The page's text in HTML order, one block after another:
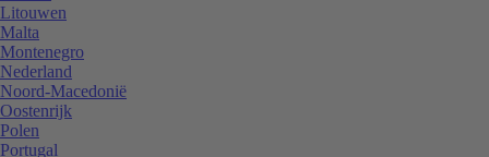
Litouwen
Malta
Montenegro
Nederland
Noord-Macedonië
Oostenrijk
Polen
Portugal